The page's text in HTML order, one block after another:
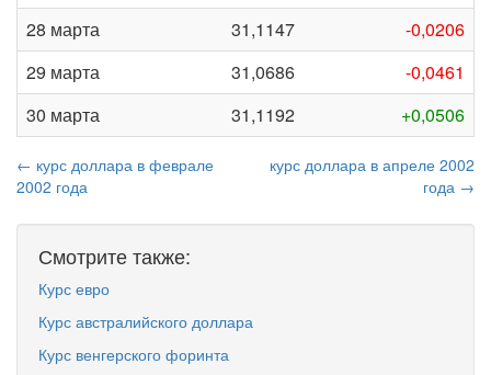
28 марта
31,1147
-0,0206
29 марта
31,0686
-0,0461
30 марта
31,1192 +0,0506
← курс доллара в феврале
2002 года
курс доллара в апреле 2002
года →
Смотрите также:
Курс евро
Курс австралийского доллара
Курс венгерского форинта